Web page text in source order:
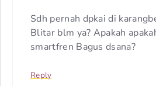
Sdh pernah dpkai di
Blitar blm ya? Apakah
smartfren Bagus dsana?
Reply